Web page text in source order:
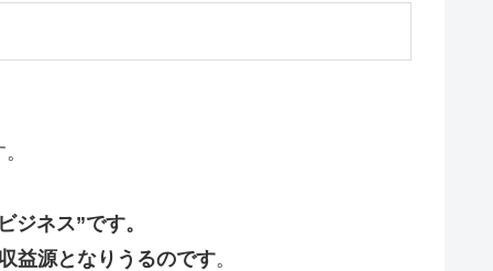
ジネス”です。
益源となりうるのです。